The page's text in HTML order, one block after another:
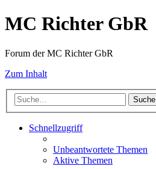
MC Richter GbR
Forum der MC Richter GbR
Zum Inhalt
Suche
Schnellzugriff
Unbeantwortete Themen
Aktive Themen